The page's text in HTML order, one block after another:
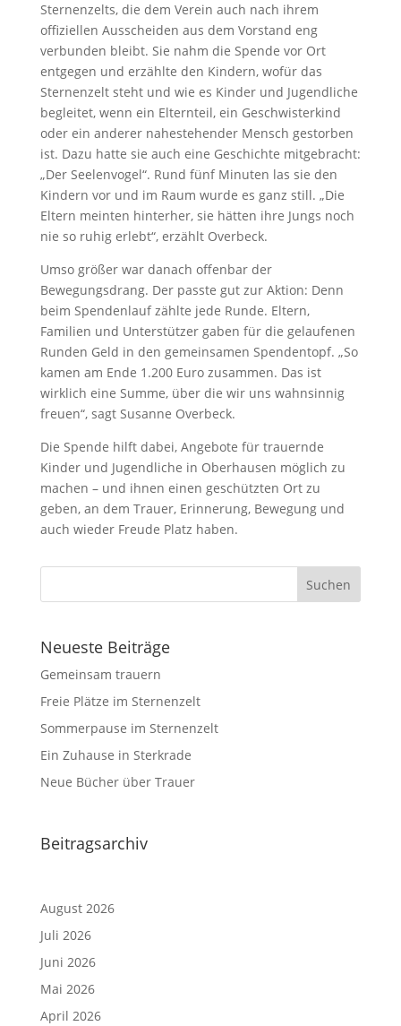
Sternenzelts, die dem Verein auch nach ihrem
offiziellen Ausscheiden aus dem Vorstand eng
verbunden bleibt. Sie nahm die Spende vor Ort
entgegen und erzählte den Kindern, wofür das
Sternenzelt steht und wie es Kinder und Jugendliche
begleitet, wenn ein Elternteil, ein Geschwisterkind
oder ein anderer nahestehender Mensch gestorben
ist. Dazu hatte sie auch eine Geschichte mitgebracht:
„Der Seelenvogel“. Rund fünf Minuten las sie den
Kindern vor und im Raum wurde es ganz still. „Die
Eltern meinten hinterher, sie hätten ihre Jungs noch
nie so ruhig erlebt“, erzählt Overbeck.
Umso größer war danach offenbar der
Bewegungsdrang. Der passte gut zur Aktion: Denn
beim Spendenlauf zählte jede Runde. Eltern,
Familien und Unterstützer gaben für die gelaufenen
Runden Geld in den gemeinsamen Spendentopf. „So
kamen am Ende 1.200 Euro zusammen. Das ist
wirklich eine Summe, über die wir uns wahnsinnig
freuen“, sagt Susanne Overbeck.
Die Spende hilft dabei, Angebote für trauernde
Kinder und Jugendliche in Oberhausen möglich zu
machen – und ihnen einen geschützten Ort zu
geben, an dem Trauer, Erinnerung, Bewegung und
auch wieder Freude Platz haben.
Neueste Beiträge
Gemeinsam trauern
Freie Plätze im Sternenzelt
Sommerpause im Sternenzelt
Ein Zuhause in Sterkrade
Neue Bücher über Trauer
Beitragsarchiv
August 2026
Juli 2026
Juni 2026
Mai 2026
April 2026